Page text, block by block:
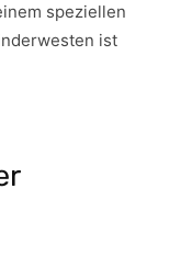
speziellen
ist